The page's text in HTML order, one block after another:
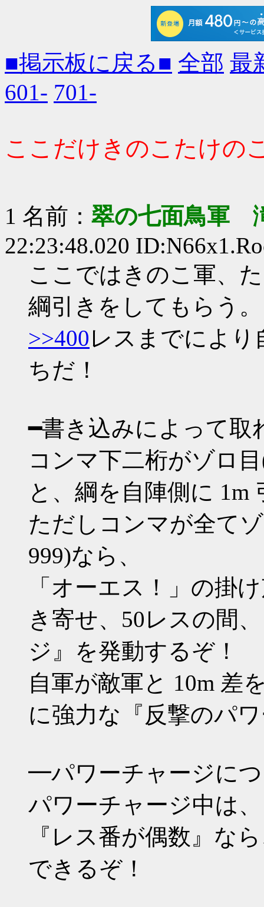
■掲示板に戻る■ 全部 最
601- 701-
ここだけきのこたけの
1 名前： 翠の七面鳥軍
22:23:48.020
ここではきのこ軍、
綱引きをしてもらう。
>>400レスまでにより
ちだ！
━書き込みによって
コンマ下二桁がゾロ
と、綱を自陣側に 1m
ただしコンマが全てゾ
999)なら、
「オーエス！」の掛
き寄せ、50レスの間
ジ』を発動するぞ！
自軍が敵軍と 10m 差
に強力な『反撃のパ
━パワーチャージに
パワーチャージ中は
『レス番が偶数』な
できるぞ！